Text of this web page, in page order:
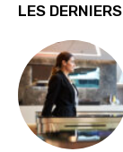
LES